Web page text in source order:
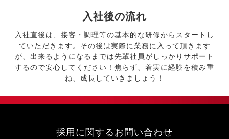
入社後の流れ
入社直後は、接客・調理等の基本的な研修からスタートし
ていただきます。その後は実際に業務に入って頂きます
が、出来るようになるまでは先輩社員がしっかりサポート
するので安心してください！焦らず、着実に経験を積み重
ね、成長していきましょう！
採用に関するお問い合わせ